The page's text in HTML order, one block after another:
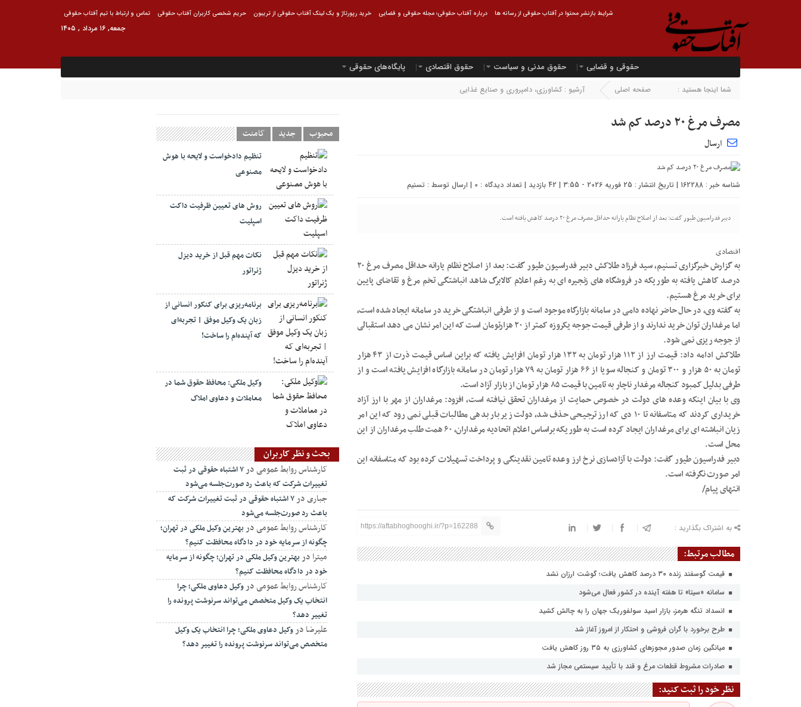
تماس و ارتباط با تیم آفتاب حقوقی حریم شخصی کاربران آفتاب حقوقی خرید رپورتاژ و بک لینک آفتاب حقوقی از تریبون درباره آفتاب حقوقی؛ مجله حقوقی و قضایی شرایط بازنشر محتوا در آفتاب حقوقی از رسانه ها
جمعه, ۱۶ مرداد , ۱۴۰۵
حقوقی و قضایی حقوق مدنی و سیاست حقوق اقتصادی پایگاه‌های حقوقی
شما اینجا هستید : صفحه اصلی آرشیو : کشاورزی، دامپروری و صنایع غذایی
مصرف مرغ ۲۰ درصد کم شد
ارسال
شناسه خبر : 162288 | تاریخ انتشار : 25 فوریه 2026 - 3:55 | 42 بازدید | تعداد دیدگاه : 0 | ارسال توسط : تسنیم
دبیر فدراسیون طیور گفت: بعد از اصلاح نظام یارانه حداقل مصرف مرغ ۲۰ درصد کاهش یافته است.
اقتصادی
به گزارش خبرگزاری تسنیم، سید فرزاد طلاکش دبیر فدراسیون طیور گفت: بعد از اصلاح نظام یارانه حداقل مصرف مرغ ۲۰
درصد کاهش یافته به طوریکه در فروشگاه های زنجیره ای به رغم اعلام کالابرگ شاهد انباشتگی تخم مرغ و تقاضای پایین
برای خرید مرغ هستیم.
به گفته وی، در حال حاضر نهاده دامی در سامانه بازارگاه موجود است و از طرفی انباشتگی خرید در سامانه ایجاد شده است،
اما مرغداران توان خرید ندارند و از طرفی قیمت جوجه یکروزه کمتر از ۲۰ هزارتومان است که این امر نشان می دهد استقبالی
از جوجه ریزی نمی شود.
طلاکش ادامه داد: قیمت ارز از ۱۱۲ هزار تومان به ۱۳۲ هزار تومان افزایش یافته که براین اساس قیمت ذرت از ۴۳ هزار
تومان به ۵۰ هزار و ۳۰۰ تومان و کنجاله سویا از ۶۶ هزار تومان به ۷۹ هزار تومان در سامانه بازارگاه افزایش یافته است و از
طرفی بدلیل کمبود کنجاله مرغدار ناچار به تامین با قیمت ۸۵ هزار تومان از بازار آزاد است.
وی با بیان اینکه وعده های دولت در خصوص حمایت از مرغداران تحقق نیافته است، افزود: مرغداران از مهر با ارز آزاد
خریداری کردند که متاسفانه تا ۱۰ دی که ارز ترجیحی حذف شد، دولت زیر بار بدهی مطالبات قبلی نمی رود که این امر
زیان انباشته ای برای مرغداران ایجاد کرده است به طوریکه براساس اعلام اتحادیه مرغداران، ۶۰ همت طلب مرغداران از این
محل است.
دبیر فدراسیون طیور گفت: دولت با آزادسازی نرخ ارز وعده تامین نقدینگی و پرداخت تسهیلات کرده بود که متاسفانه این
امر صورت نگرفته است.
انتهای پیام/
به اشتراک بگذارید : https://aftabhoghooghi.ir/?p=162288
مطالب مرتبط:
قیمت گوسفند زنده ۳۰ درصد کاهش یافت؛ گوشت ارزان نشد
سامانه «سیتا» تا هفته آینده در کشور فعال می‌شود
انسداد تنگه هرمز، بازار اسید سولفوریک جهان را به چالش کشید
طرح برخورد با گران فروشی و احتکار از امروز آغاز شد
میانگین زمان صدور مجوزهای کشاورزی به ۳۵ روز کاهش یافت
صادرات مشروط قطعات مرغ و قند با تأیید سیستمی مجاز شد
نظر خود را ثبت کنید:
محبوب جدید کامنت
تنظیم دادخواست و لایحه با هوش
مصنوعی
روش های تعیین ظرفیت داکت
اسپلیت
نکات مهم قبل از خرید دیزل
ژنراتور
برنامه‌ریزی برای کنکور انسانی از
زبان یک وکیل موفق | تجربه‌ای
که آینده‌ام را ساخت!
وکیل ملکی: محافظ حقوق شما در
معاملات و دعاوی املاک
بحث و نظر کاربران
کارشناس روابط عمومیدر ۷ اشتباه حقوقی در ثبت
تغییرات شرکت که باعث رد صورت‌جلسه می‌شود
جباریدر ۷ اشتباه حقوقی در ثبت تغییرات شرکت که
باعث رد صورت‌جلسه می‌شود
کارشناس روابط عمومیدربهترین وکیل ملکی در تهران؛
چگونه از سرمایه خود در دادگاه محافظت کنیم؟
میترا دربهترین وکیل ملکی در تهران؛ چگونه از سرمایه
خود در دادگاه محافظت کنیم؟
کارشناس روابط عمومیدروکیل دعاوی ملکی؛ چرا
انتخاب یک وکیل متخصص می‌تواند سرنوشت پرونده را
تغییر دهد؟
علیرضا دروکیل دعاوی ملکی؛ چرا انتخاب یک وکیل
متخصص می‌تواند سرنوشت پرونده را تغییر دهد؟